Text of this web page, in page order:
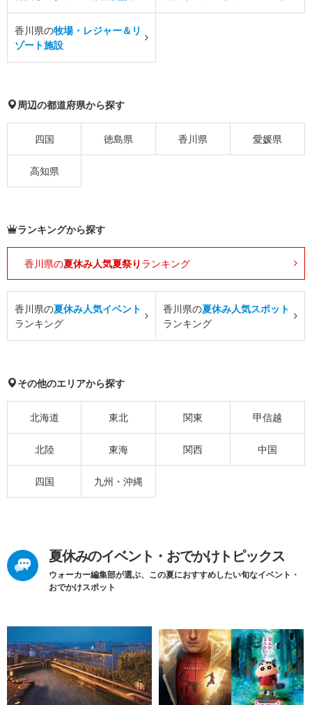
香川県の牧場・レジャー＆リ
ゾート施設
周辺の都道府県から探す
四国 徳島県 香川県 愛媛県
高知県
ランキングから探す
香川県の夏休み人気夏祭り ランキング
香川県の夏休み人気イベント
ランキング
香川県の夏休み人気スポット
ランキング
その他のエリアから探す
北海道 東北 関東 甲信越
北陸 東海 関西 中国
四国 九州・沖縄
夏休みのイベント・おでかけトピックス
ウォーカー編集部が選ぶ、この夏におすすめしたい旬なイベント・
おでかけスポット